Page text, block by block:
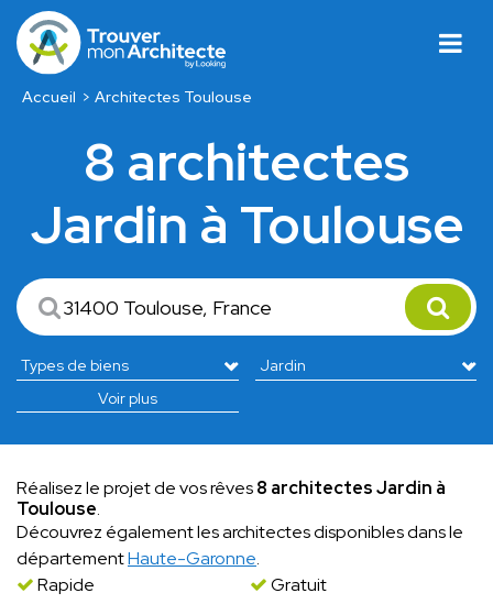
Accueil Architectes Toulouse
8 architectes
Jardin à Toulouse
Voir plus
Réalisez le projet de vos rêves8 architectes Jardin à
Toulouse.
Découvrez également les architectes disponibles dans le
départementHaute-Garonne.
Rapide
Gratuit